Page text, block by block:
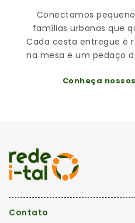
Conectamos
famílias urbanas que
Cada cesta entregue é
na mesa e um pedaço
Conheça
Contato